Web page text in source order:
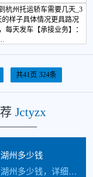
杭州托运轿车需要几天_3
的样子具体情况更具路况
每天发车【承接业务】：
共41页 324条
Jctyzx
州多少钱
沈阳托运一台轿车到湖州多少钱，详细请进行电话咨询，俊亚轿车托运【承接业务】：私家车托运、轿车托运、小轿车托运、越野车托运、商务车托运、商品车、试驾活动车，巡展车…